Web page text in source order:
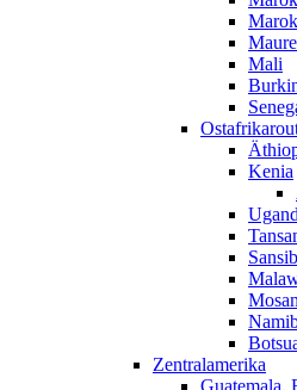
Mali
Kenia
Zentralamerika